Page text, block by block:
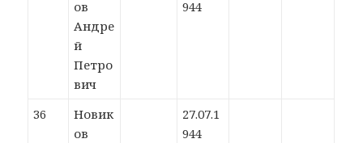
ов
Андре
й
Петро
вич
944
36
Новик
ов
27.07.1
944